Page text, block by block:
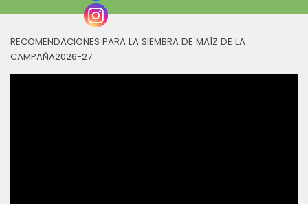
RECOMENDACIONES PARA LA SIEMBRA DE MAÍZ DE LA
CAMPAÑA2026-27